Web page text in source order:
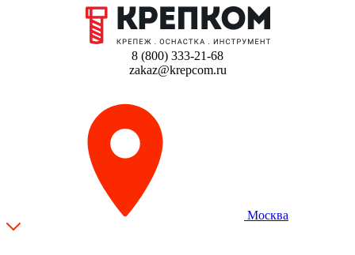
8 (800) 333-21-68
zakaz@krepcom.ru
Москва